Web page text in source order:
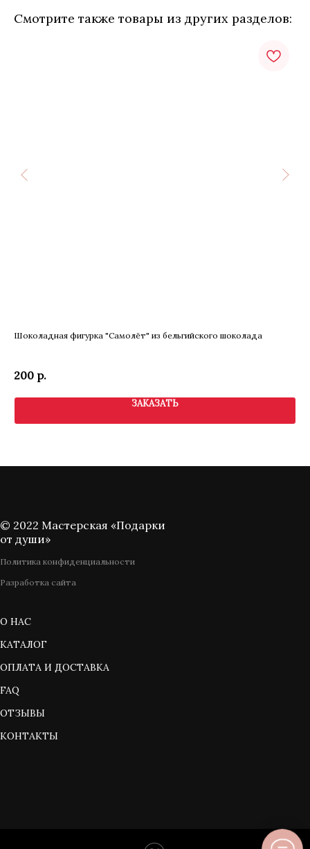
Смотрите также товары из других разделов:
Шоколадная фигурка "Самолёт" из бельгийского шоколада
200 р.
ЗАКАЗАТЬ
© 2022 Мастерская «Подарки
от души»
Политика конфиденциальности
Разработка сайта
О НАС
КАТАЛОГ
ОПЛАТА И ДОСТАВКА
FAQ
ОТЗЫВЫ
КОНТАКТЫ